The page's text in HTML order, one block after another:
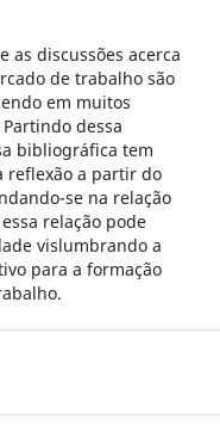
as discussões acerca
de trabalho são
em muitos
dessa
bibliográfica tem
reflexão a partir do
se na relação
relação pode
vislumbrando a
para a formação